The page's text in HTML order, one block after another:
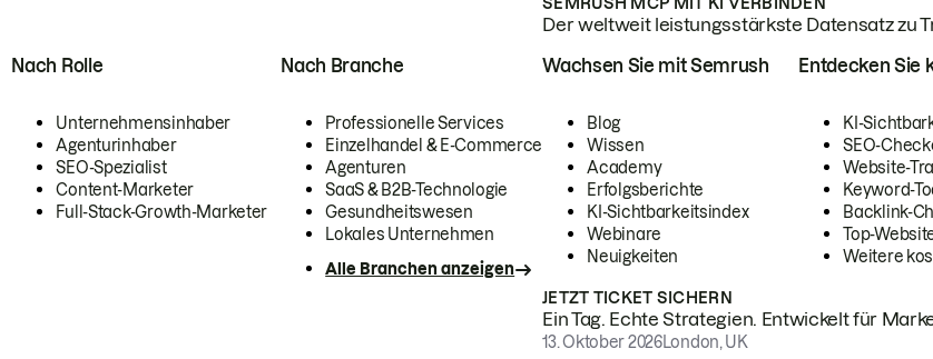
Der weltweit leistungsstärkste Datensatz zu
Nach Rolle
Unternehmensinhaber
Agenturinhaber
SEO-Spezialist
Content-Marketer
Full-Stack-Growth-Marketer
Nach Branche
Professionelle Services
Einzelhandel & E-Commerce
Agenturen
SaaS & B2B-Technologie
Gesundheitswesen
Lokales Unternehmen
Alle Branchen anzeigen
Wachsen Sie mit Semrush
Blog
Wissen
Academy
Erfolgsberichte
KI-Sichtbarkeitsindex
Webinare
Neuigkeiten
Entdecken Sie
KI-
SEO-
Website-
Keyword-
Backlink-
Top-
Weitere
JETZT TICKET SICHERN
Ein Tag. Echte Strategien. Entwickelt für
13. Oktober 2026London, UK